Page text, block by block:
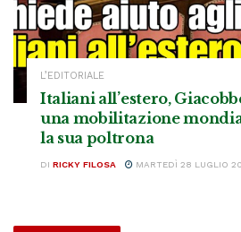
L’EDITORIALE
Italiani all’estero,
una mobilitazione
la sua poltrona
DI RICKY FILOSA MARTEDÌ 28 LUGLIO